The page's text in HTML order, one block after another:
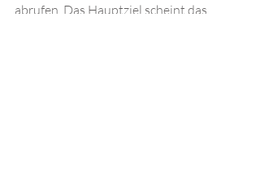
abrufen. Das Hauptziel scheint das